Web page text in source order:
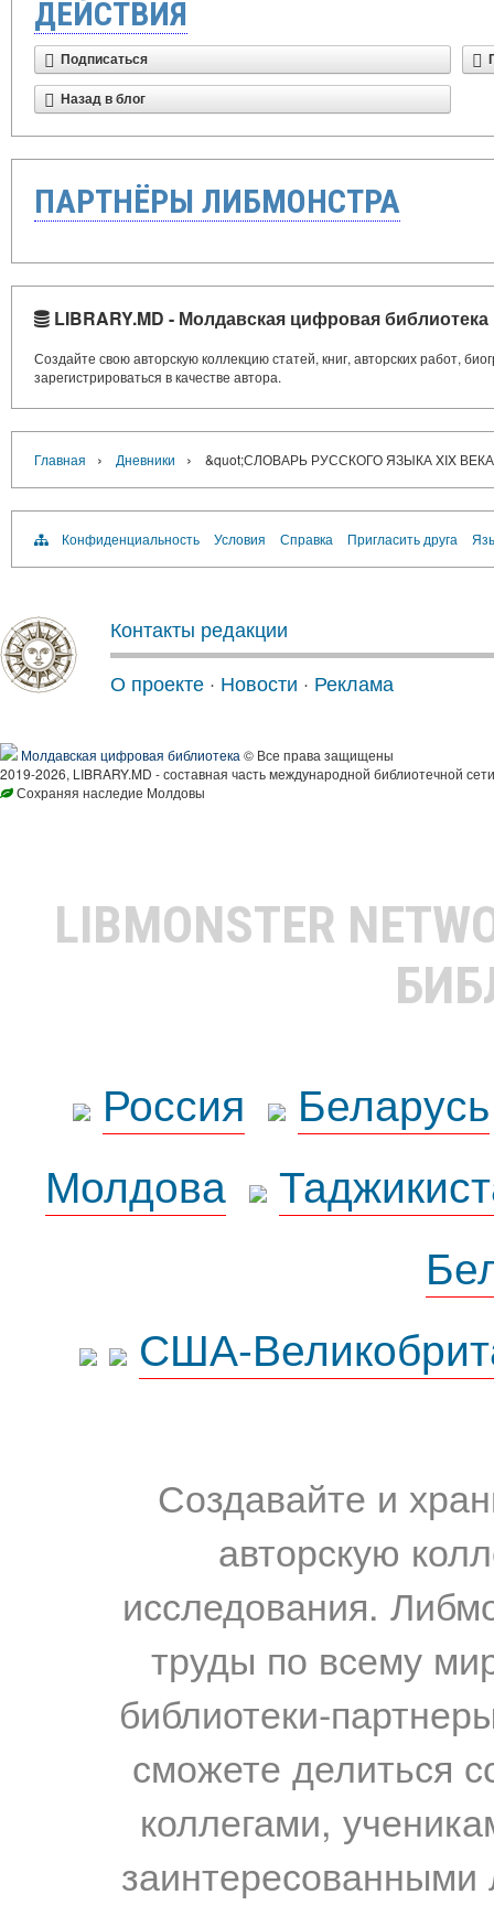
ДЕЙСТВИЯ
Подписаться
Назад в блог
ПАРТНЁРЫ ЛИБМОНСТРА
LIBRARY.MD - Молдавская цифровая библиотека
Создайте свою авторскую коллекцию статей, книг, авторских работ,
зарегистрироваться в качестве автора.
Главная › Дневники › &quot;СЛОВАРЬ РУССКОГО ЯЗЫКА XIX
Конфиденциальность Условия Справка Пригласить друга
Контакты редакции
О проекте · Новости · Реклама
Молдавская цифровая библиотека © Все права защищены
2019-2026, LIBRARY.MD - составная часть международной библиотечной
Сохраняя наследие Молдовы
LIBMONSTER
Россия
Беларусь
Молдова
США-
Создавайте и
авторскую
исследования.
труды по всему
библиотеки-
сможете делиться
коллегами,